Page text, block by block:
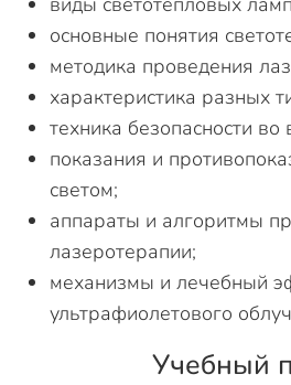
основные понятия
методика проведения
характеристика разных
техника безопасности
показания и
светом;
аппараты и алгоритмы
лазеротерапии;
механизмы и лечебный
ультрафиолетового
Учебный